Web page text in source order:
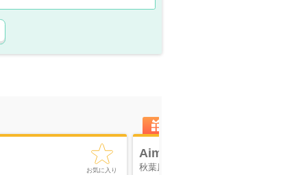
お気に入り
Aimer Akiba(エメ アキバ)
秋葉原 コスプレ撮影スタジオ